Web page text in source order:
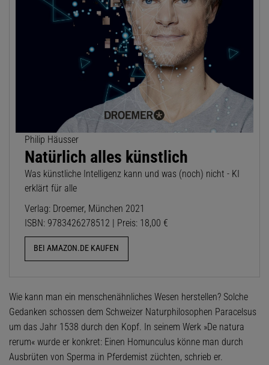
Philip Häusser
Natürlich alles künstlich
Was künstliche Intelligenz kann und was (noch) nicht - KI
erklärt für alle
Verlag: Droemer, München 2021
ISBN: 9783426278512 | Preis: 18,00 €
BEI AMAZON.DE KAUFEN
Wie kann man ein menschenähnliches Wesen herstellen? Solche
Gedanken schossen dem Schweizer Naturphilosophen Paracelsus
um das Jahr 1538 durch den Kopf. In seinem Werk »De natura
rerum« wurde er konkret: Einen Homunculus könne man durch
Ausbrüten von Sperma in Pferdemist züchten, schrieb er.